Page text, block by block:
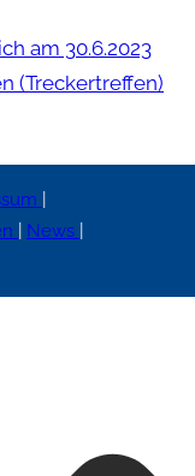
am 30.6.2023
(Treckertreffen)
News